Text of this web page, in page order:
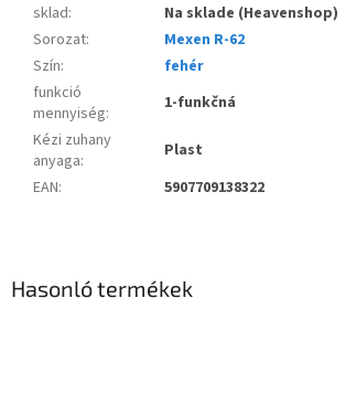
sklad:
Na sklade (Heavenshop)
Sorozat:
Mexen R-62
Szín:
fehér
funkció
mennyiség:
1-funkčná
Kézi zuhany
anyaga:
Plast
EAN: 5907709138322
Hasonló termékek